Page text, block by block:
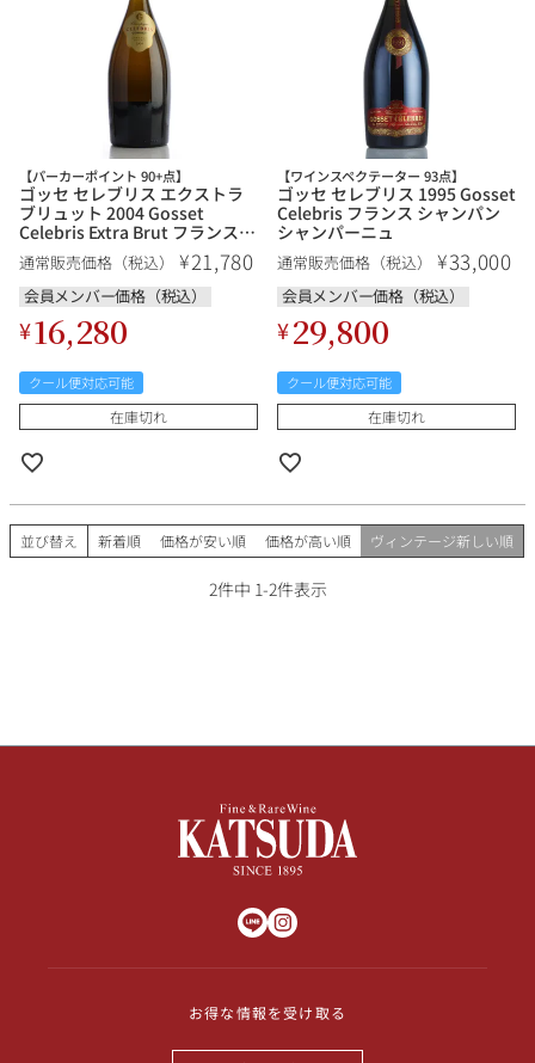
銘柄から探す
DRC ルロワ
イーグル
生産地から探す
ボルドー シャンパーニュ
ローヌ その他
その他
種類で探す
赤ワイン 白ワイン
スパークリング ロゼワイン
ワインセット
価格帯から探す
〜9,999円
10,000円〜39,999円
40,000円〜79,999円
80,000円〜99,999円
100,000円〜199,999円
500,000円〜
メルマガ LINE
お問い合わせ
【パーカーポイント 90+点】
ゴッセ セレブリス エクストラ
ブリュット 2004 Gosset
Celebris Extra Brut フランス
シャンパン シャンパーニュ
通常販売価格（税込） ¥21,780
会員メンバー価格（税込）
¥16,280
クール便対応可能
在庫切れ
【ワインスペクテーター 93点】
ゴッセ セレブリス 1995 Gosset
Celebris フランス シャンパン
シャンパーニュ
通常販売価格（税込） ¥33,000
会員メンバー価格（税込）
¥29,800
クール便対応可能
在庫切れ
並び替え 新着順 価格が安い順 価格が高い順 ヴィンテージ新しい順
2件中 1-2件表示
お得な情報を受け取る